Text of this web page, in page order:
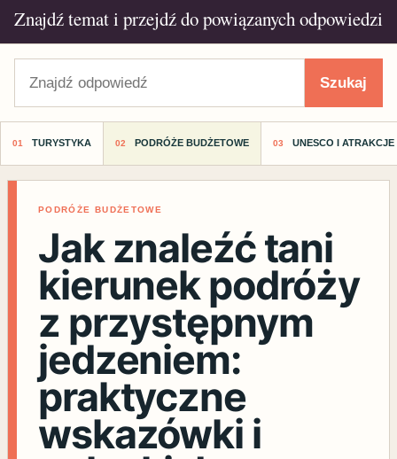
Znajdź temat i przejdź do powiązanych odpowiedzi
Szukaj
TURYSTYKA PODRÓŻE BUDŻETOWE UNESCO I
PODRÓŻE BUDŻETOWE
Jak znaleźć tani
kierunek podróży
z przystępnym
jedzeniem:
praktyczne
wskazówki i